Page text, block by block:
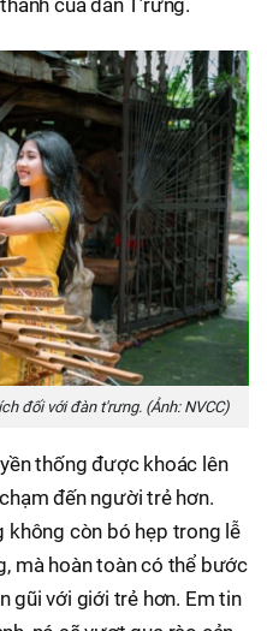
của đàn T’rưng.
đối với đàn t'rưng. (Ảnh: NVCC)
thống được khoác lên
đến người trẻ hơn.
không còn bó hẹp trong lễ
mà hoàn toàn có thể bước
gũi với giới trẻ hơn. Em tin